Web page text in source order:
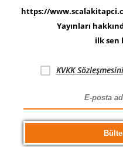
https://
Yayınları
ilk sen
KVKK Sözleşmesini